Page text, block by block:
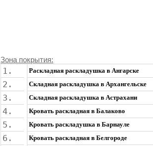
Зона покpытия:
1. Раскладная раскладушка в Ангарске
2. Складная раскладушка в Архангельске
3. Складная раскладушка в Астрахани
4. Кровать раскладная в Балаково
5. Кровать раскладушка в Барнауле
6. Кровать раскладная в Белгороде